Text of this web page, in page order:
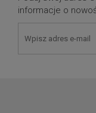
informacje o